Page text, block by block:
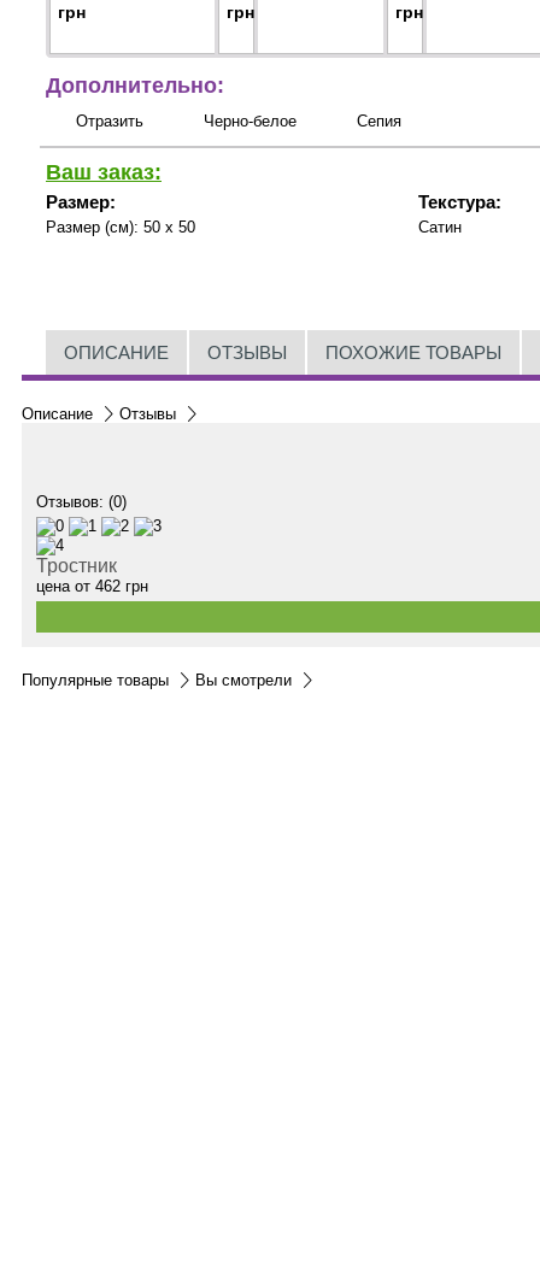
грн
грн
грн
Дополнительно:
Отразить Черно-белое Сепия
Ваш заказ:
Размер:
Размер (см): 50 x 50
Текстура:
Сатин
ОПИСАНИЕ ОТЗЫВЫ ПОХОЖИЕ ТОВАРЫ
Описание Отзывы
Отзывов: (0)
Тростник
цена от 462 грн
Популярные товары Вы смотрели